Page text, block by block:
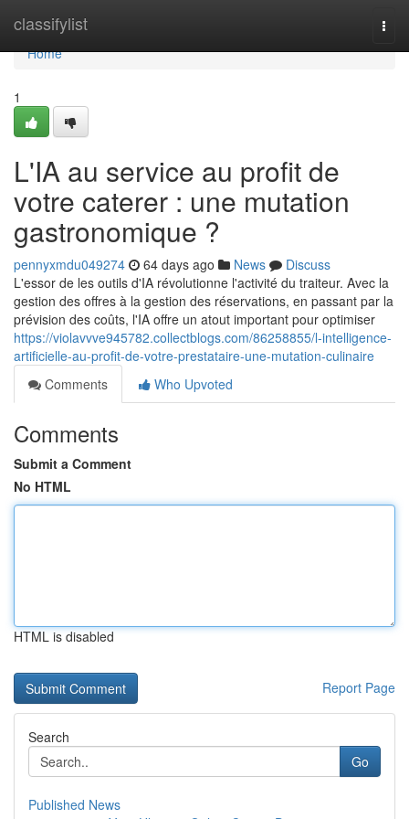
classifylist
Home
Home
1
L'IA au service au profit de
votre caterer : une mutation
gastronomique ?
pennyxmdu049274 64 days ago News
Discuss
L'essor de les outils d'IA révolutionne l'activité du traiteur. Avec la
gestion des offres à la gestion des réservations, en passant par la
prévision des coûts, l'IA offre un atout important pour optimiser
https://violavvve945782.collectblogs.com/86258855/l-intelligence-
artificielle-au-profit-de-votre-prestataire-une-mutation-culinaire
Comments
Who Upvoted
Comments
Submit a Comment
No HTML
HTML is disabled
Report Page
Search
Go
Published News